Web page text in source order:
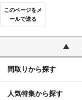
このページをメ
ールで送る
間取りから探す
人気特集から探す